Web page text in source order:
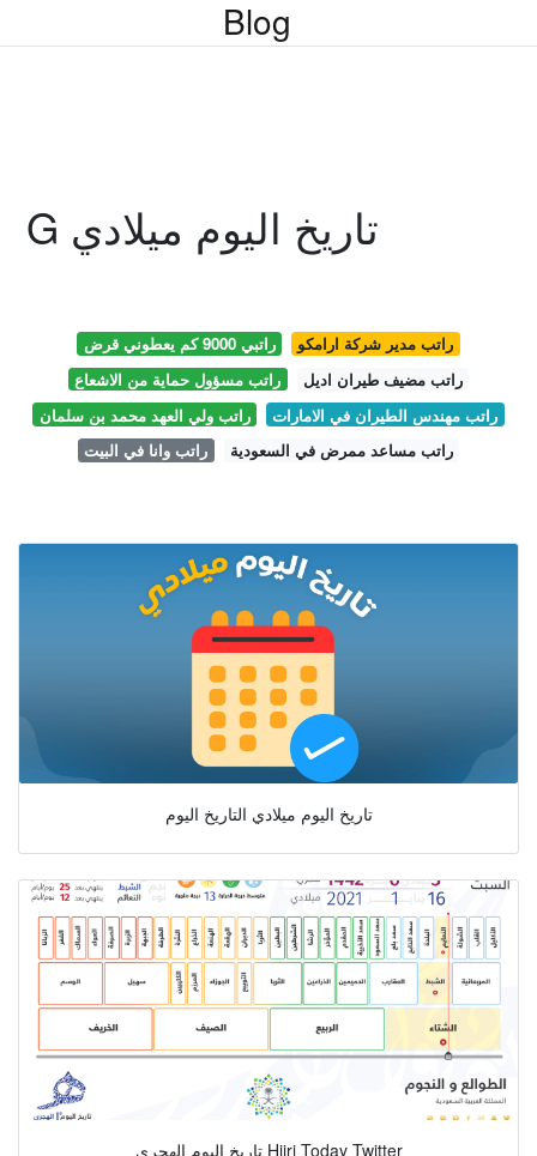
Blog
G تاريخ اليوم ميلادي
راتبي 9000 كم يعطوني قرض
راتب مدير شركة ارامكو
راتب مسؤول حماية من الاشعاع
راتب مضيف طيران اديل
راتب ولي العهد محمد بن سلمان
راتب مهندس الطيران في الامارات
راتب وانا في البيت
راتب مساعد ممرض في السعودية
تاريخ اليوم ميلادي التاريخ اليوم
تاريخ اليوم الهجري Hijri Today Twitter